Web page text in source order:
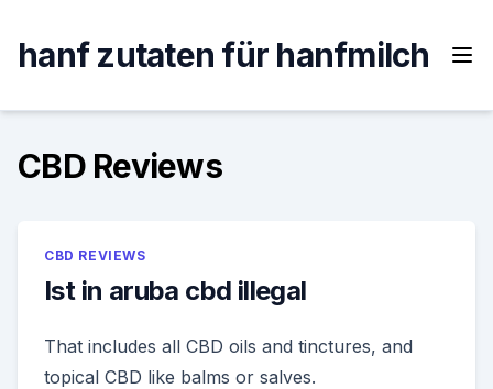
content
hanf zutaten für hanfmilch
CBD Reviews
CBD REVIEWS
Ist in aruba cbd illegal
That includes all CBD oils and tinctures, and
topical CBD like balms or salves.